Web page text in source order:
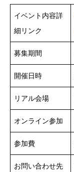
イベント内容詳
細リンク
募集期間
開催日時
リアル会場
オンライン参加
参加費
お問い合わせ先